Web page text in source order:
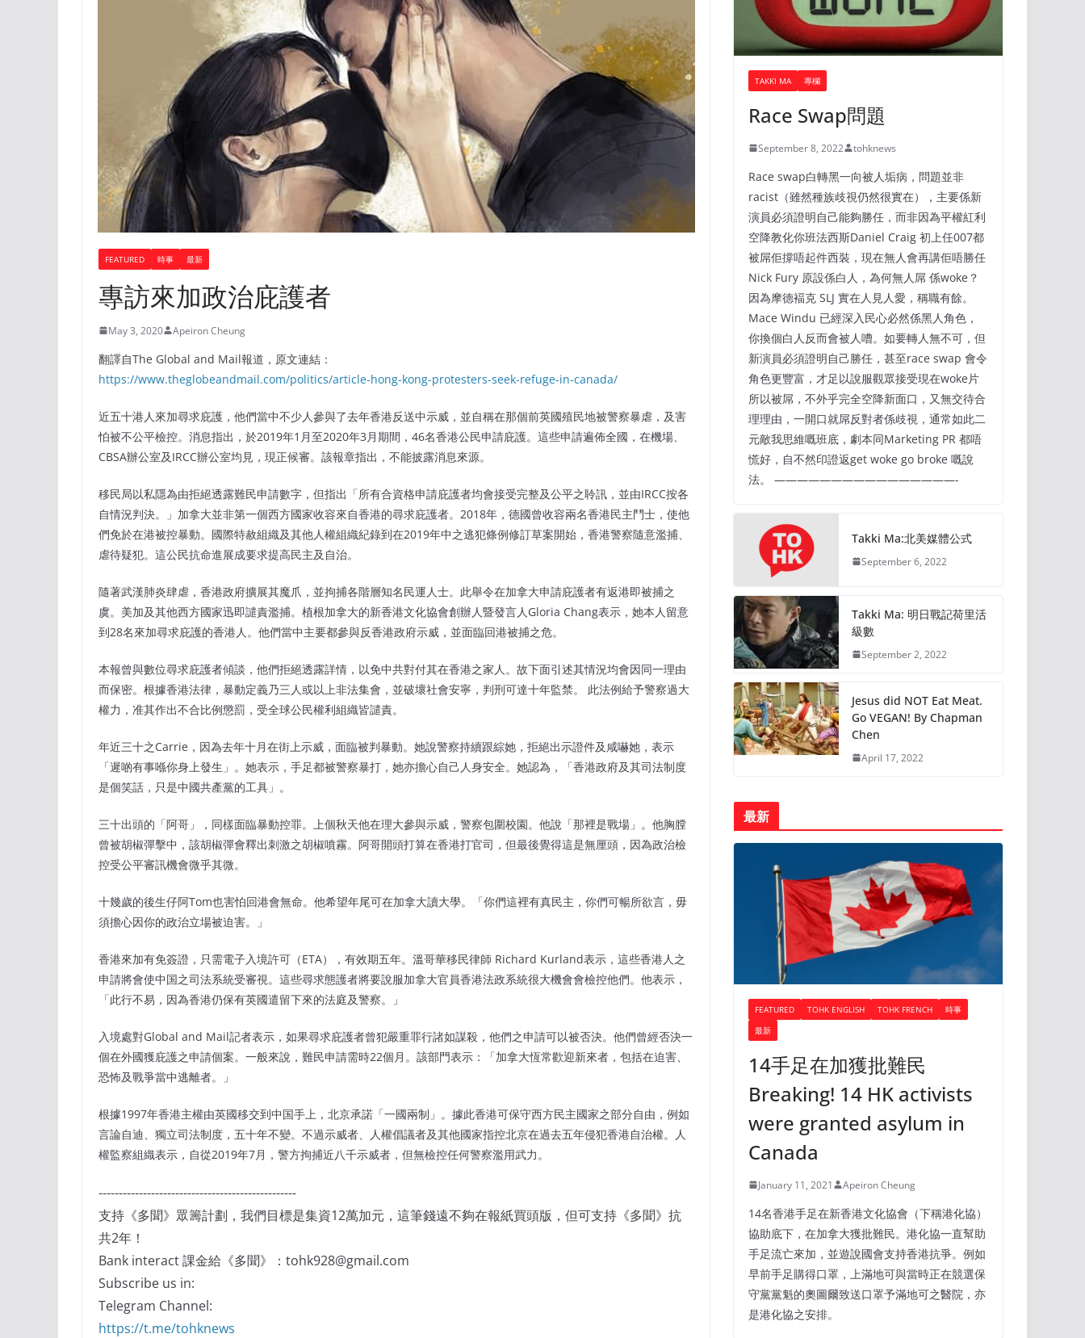
FEATURED 時事 最新
專訪來加政治庇護者
May 3, 2020 Apeiron Cheung
翻譯自The Global and Mail報道，原文連結：
https://www.theglobeandmail.com/politics/article-hong-kong-protesters-seek-refuge-in-canada/
近五十港人來加尋求庇護，他們當中不少人參與了去年香港反送中示威，並自稱在那個前英國殖民地被警察暴虐，及害
怕被不公平檢控。消息指出，於2019年1月至2020年3月期間，46名香港公民申請庇護。這些申請遍佈全國，在機場、
CBSA辦公室及IRCC辦公室均見，現正候審。該報章指出，不能披露消息來源。
移民局以私隱為由拒絕透露難民申請數字，但指出「所有合資格申請庇護者均會接受完整及公平之聆訊，並由IRCC按各
自情況判決。」加拿大並非第一個西方國家收容來自香港的尋求庇護者。2018年，德國曾收容兩名香港民主鬥士，使他
們免於在港被控暴動。國際特赦組織及其他人權組織紀錄到在2019年中之逃犯條例修訂草案開始，香港警察隨意濫捕、
虐待疑犯。這公民抗命進展成要求提高民主及自治。
隨著武漢肺炎肆虐，香港政府擴展其魔爪，並拘捕各階層知名民運人士。此舉令在加拿大申請庇護者有返港即被捕之
虞。美加及其他西方國家迅即譴責濫捕。植根加拿大的新香港文化協會創辦人暨發言人Gloria Chang表示，她本人留意
到28名來加尋求庇護的香港人。他們當中主要都參與反香港政府示威，並面臨回港被捕之危。
本報曾與數位尋求庇護者傾談，他們拒絕透露詳情，以免中共對付其在香港之家人。故下面引述其情況均會因同一理由
而保密。根據香港法律，暴動定義乃三人或以上非法集會，並破壞社會安寧，判刑可達十年監禁。 此法例給予警察過大
權力，准其作出不合比例懲罰，受全球公民權利組織皆譴責。
年近三十之Carrie，因為去年十月在街上示威，面臨被判暴動。她說警察持續跟綜她，拒絕出示證件及咸嚇她，表示
「遲啲有事喺你身上發生」。她表示，手足都被警察暴打，她亦擔心自己人身安全。她認為，「香港政府及其司法制度
是個笑話，只是中國共產黨的工具」。
三十出頭的「阿哥」，同樣面臨暴動控罪。上個秋天他在理大參與示威，警察包圍校園。他說「那裡是戰場」。他胸膛
曾被胡椒彈擊中，該胡椒彈會釋出刺激之胡椒噴霧。阿哥開頭打算在香港打官司，但最後覺得這是無厘頭，因為政治檢
控受公平審訊機會微乎其微。
十幾歲的後生仔阿Tom也害怕回港會無命。他希望年尾可在加拿大讀大學。「你們這裡有真民主，你們可暢所欲言，毋
須擔心因你的政治立場被迫害。」
香港來加有免簽證，只需電子入境許可（ETA），有效期五年。溫哥華移民律師 Richard Kurland表示，這些香港人之
申請將會使中国之司法系統受審視。這些尋求態護者將要說服加拿大官員香港法政系統很大機會會檢控他們。他表示，
「此行不易，因為香港仍保有英國遣留下來的法庭及警察。」
入境處對Global and Mail記者表示，如果尋求庇護者曾犯嚴重罪行諸如謀殺，他們之申請可以被否決。他們曾經否決一
個在外國獲庇護之申請個案。一般來說，難民申請需時22個月。該部門表示：「加拿大恆常歡迎新來者，包括在迫害、
恐怖及戰爭當中逃離者。」
根據1997年香港主權由英國移交到中国手上，北京承諾「一國兩制」。據此香港可保守西方民主國家之部分自由，例如
言論自迪、獨立司法制度，五十年不變。不過示威者、人權倡議者及其他國家指控北京在過去五年侵犯香港自治權。人
權監察組織表示，自從2019年7月，警方拘捕近八千示威者，但無檢控任何警察濫用武力。
-------------------------------------------------
支持《多聞》眾籌計劃，我們目標是集資12萬加元，這筆錢遠不夠在報紙買頭版，但可支持《多聞》抗
共2年！
Bank interact 課金給《多聞》：tohk928@gmail.com
Subscribe us in:
Telegram Channel:
https://t.me/tohknews
TAKKI MA 專欄
Race Swap問題
September 8, 2022 tohknews
Race swap白轉黑一向被人垢病，問題並非
racist（雖然種族歧視仍然很實在），主要係新
演員必須證明自己能夠勝任，而非因為平權紅利
空降教化你班法西斯Daniel Craig 初上任007都
被屌佢撐唔起件西裝，現在無人會再講佢唔勝任
Nick Fury 原設係白人，為何無人屌 係woke？
因為摩德褔克 SLJ 實在人見人愛，稱職有餘。
Mace Windu 已經深入民心必然係黑人角色，
你換個白人反而會被人嘈。如要轉人無不可，但
新演員必須證明自己勝任，甚至race swap 會令
角色更豐富，才足以說服觀眾接受現在woke片
所以被屌，不外乎完全空降新面口，又無交待合
理理由，一開口就屌反對者係歧視，通常如此二
元敵我思維嘅班底，劇本同Marketing PR 都唔
慌好，自不然印證返get woke go broke 嘅說
法。 ————————————————-
Takki Ma:北美媒體公式
September 6, 2022
Takki Ma: 明日戰記荷里活
級數
September 2, 2022
Jesus did NOT Eat Meat.
Go VEGAN! By Chapman
Chen
April 17, 2022
最新
FEATURED TOHK ENGLISH TOHK FRENCH
時事
最新
14手足在加獲批難民
Breaking! 14 HK activists
were granted asylum in
Canada
January 11, 2021 Apeiron Cheung
14名香港手足在新香港文化協會（下稱港化協）
協助底下，在加拿大獲批難民。港化協一直幫助
手足流亡來加，並遊說國會支持香港抗爭。例如
早前手足購得口罩，上滿地可與當時正在競選保
守黨黨魁的奧圖爾致送口罩予滿地可之醫院，亦
是港化協之安排。